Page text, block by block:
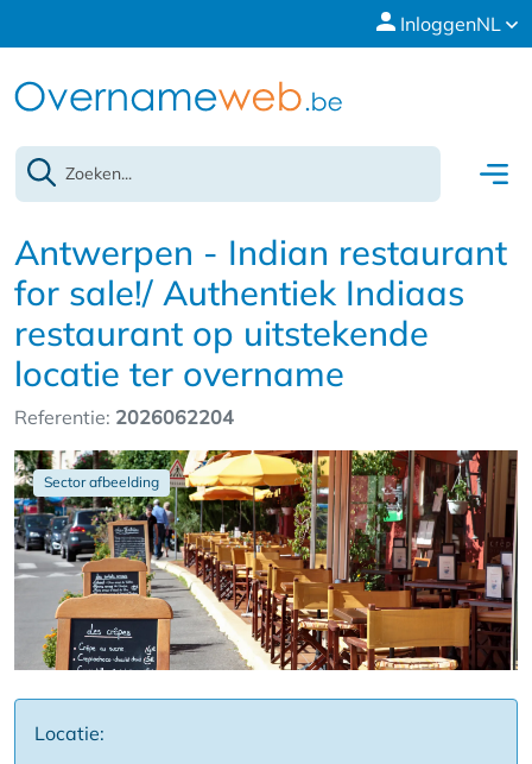
InloggenNL
Antwerpen - Indian restaurant
for sale!/ Authentiek Indiaas
restaurant op uitstekende
locatie ter overname
Referentie: 2026062204
Sector afbeelding
Locatie: